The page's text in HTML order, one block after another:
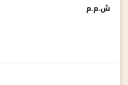
ش.م.م